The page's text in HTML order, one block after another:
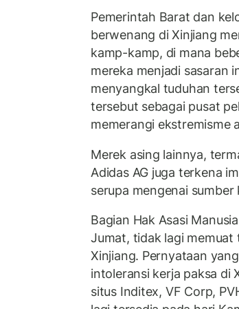
Pemerintah Barat dan
berwenang di Xinjiang
kamp-kamp, di mana
mereka menjadi sasaran
menyangkal tuduhan
tersebut sebagai pusat
memerangi ekstremisme
Merek asing lainnya,
Adidas AG juga terkena
serupa mengenai
Bagian Hak Asasi
Jumat, tidak lagi
Xinjiang. Pernyataan
intoleransi kerja paksa di
situs Inditex, VF Corp,